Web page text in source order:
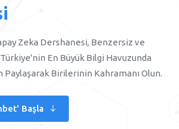
Zeka Dershanesi, Benzersiz ve
En Büyük Bilgi Havuzunda
Birilerinin Kahramanı Olun.
Başla